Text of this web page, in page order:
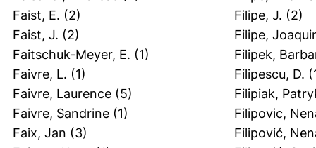
Faist, E. (2)
Faist, J. (2)
Faitschuk-Meyer, E. (1)
Faivre, L. (1)
Faivre, Laurence (5)
Faivre, Sandrine (1)
Faix, Jan (3)
Filipe, J. (2)
Filipe,
Filipek,
Filipescu, D.
Filipiak,
Filipovic,
Filipović,